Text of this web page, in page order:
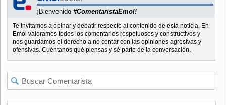
¡Bienvenido #ComentaristaEmol!
Te invitamos a opinar y debatir respecto al contenido de esta noticia. En
Emol valoramos todos los comentarios respetuosos y constructivos y
nos guardamos el derecho a no contar con las opiniones agresivas y
ofensivas. Cuéntanos qué piensas y sé parte de la conversación.